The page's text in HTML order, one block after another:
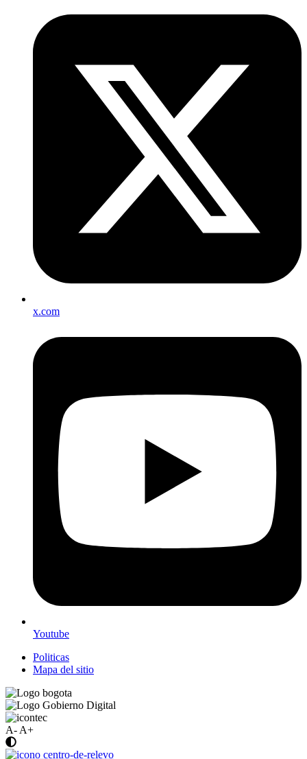
x.com
Youtube
Politicas
Mapa del sitio
A- A+